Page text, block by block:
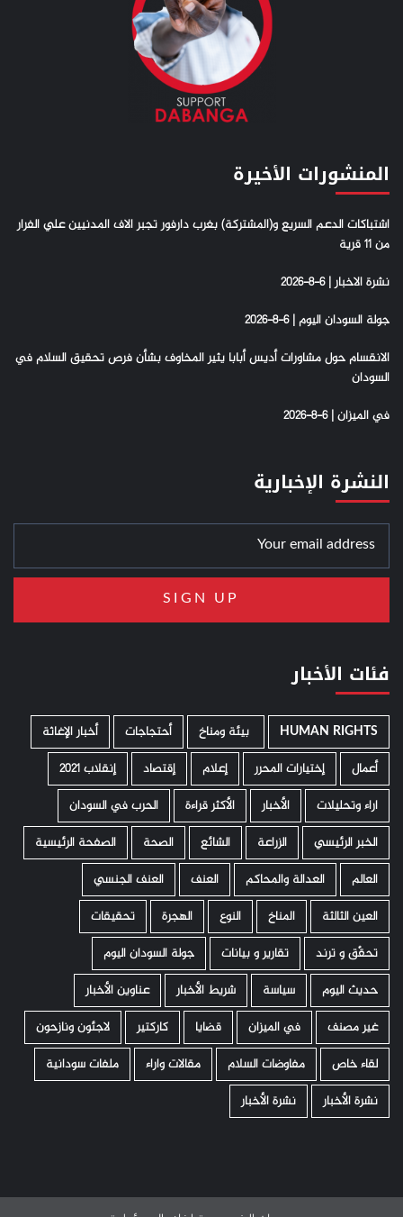
المنشورات الأخيرة
اشتباكات الدعم السريع و(المشتركة) بغرب دارفور تجبر الاف المدنيين علي الفرار
من 11 قرية
نشرة الاخبار | 6-8-2026
جولة السودان اليوم | 6-8-2026
الانقسام حول مشاورات أديس أبابا يثير المخاوف بشأن فرص تحقيق السلام في
السودان
في الميزان | 6-8-2026
النشرة الإخبارية
فئات الأخبار
HUMAN RIGHTS ­ بيئة ومناخ أحتجاجات
أخبار الإغاثة
أعمال
إختيارات المحرر إعلام إقتصاد
إنقلاب 2021
اراء وتحليلات
الأخبار الأكثر قراءة
الحرب في السودان
الخبر الرئيسي
الزراعة الشائع الصحة
الصفحة الرئيسية
العالم
العدالة والمحاكم العنف
العنف الجنسي
العين الثالثة
المناخ النوع الهجرة
تحقيقات
تحقّق و ترند
تقارير و بيانات
جولة السودان اليوم
حديث اليوم
سياسة شريط الأخبار
عناوين الأخبار
غير مصنف
في الميزان قضايا كاركتير
لاجئون ونازحون
لقاء خاص
مفاوضات السلام مقالات واراء
ملفات سودانية
نشرة الأخبار
نشرة الأخبار